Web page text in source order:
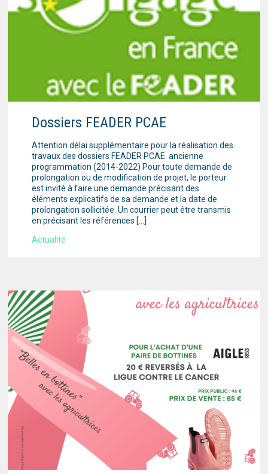
Dossiers FEADER PCAE
Attention délai supplémentaire pour la réalisation des
travaux des dossiers FEADER PCAE ancienne
programmation (2014-2022) Pour toute demande de
prolongation ou de modification de projet, le porteur
est invité à faire une demande précisant des
éléments explicatifs de sa demande et la date de
prolongation sollicitée. Un courrier peut être transmis
en précisant les références […]
Actualité